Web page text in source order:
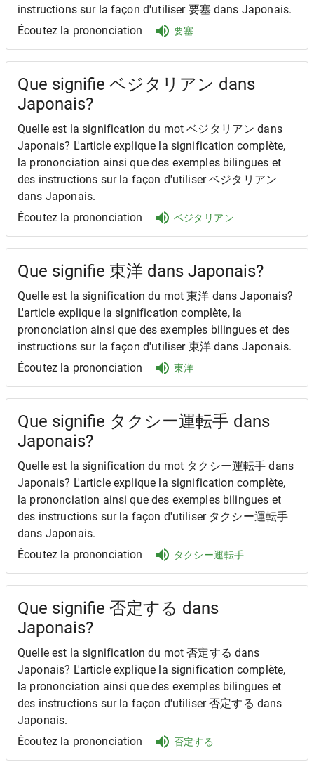
instructions sur la façon d'utiliser 要塞 dans Japonais.
Écoutez la prononciation
要塞
Que signifie ベジタリアン dans
Japonais?
Quelle est la signification du mot ベジタリアン dans
Japonais? L'article explique la signification complète,
la prononciation ainsi que des exemples bilingues et
des instructions sur la façon d'utiliser ベジタリアン
dans Japonais.
Écoutez la prononciation
ベジタリアン
Que signifie 東洋 dans Japonais?
Quelle est la signification du mot 東洋 dans Japonais?
L'article explique la signification complète, la
prononciation ainsi que des exemples bilingues et des
instructions sur la façon d'utiliser 東洋 dans Japonais.
Écoutez la prononciation
東洋
Que signifie タクシー運転手 dans
Japonais?
Quelle est la signification du mot タクシー運転手 dans
Japonais? L'article explique la signification complète,
la prononciation ainsi que des exemples bilingues et
des instructions sur la façon d'utiliser タクシー運転手
dans Japonais.
Écoutez la prononciation
タクシー運転手
Que signifie 否定する dans
Japonais?
Quelle est la signification du mot 否定する dans
Japonais? L'article explique la signification complète,
la prononciation ainsi que des exemples bilingues et
des instructions sur la façon d'utiliser 否定する dans
Japonais.
Écoutez la prononciation
否定する